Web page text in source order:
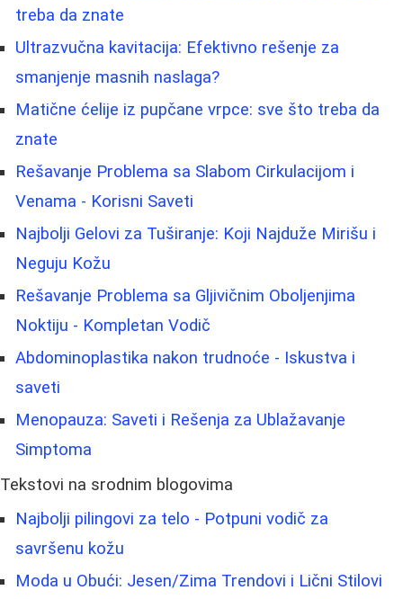
treba da znate
Ultrazvučna kavitacija: Efektivno rešenje za
smanjenje masnih naslaga?
Matične ćelije iz pupčane vrpce: sve što treba da
znate
Rešavanje Problema sa Slabom Cirkulacijom i
Venama - Korisni Saveti
Najbolji Gelovi za Tuširanje: Koji Najduže Mirišu i
Neguju Kožu
Rešavanje Problema sa Gljivičnim Oboljenjima
Noktiju - Kompletan Vodič
Abdominoplastika nakon trudnoće - Iskustva i
saveti
Menopauza: Saveti i Rešenja za Ublažavanje
Simptoma
Tekstovi na srodnim blogovima
Najbolji pilingovi za telo - Potpuni vodič za
savršenu kožu
Moda u Obući: Jesen/Zima Trendovi i Lični Stilovi